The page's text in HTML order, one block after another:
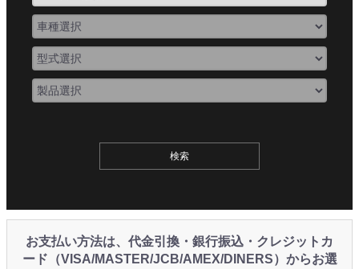
お支払い方法は、代金引換・銀行振込・クレジットカ
ード（VISA/MASTER/JCB/AMEX/DINERS）からお選